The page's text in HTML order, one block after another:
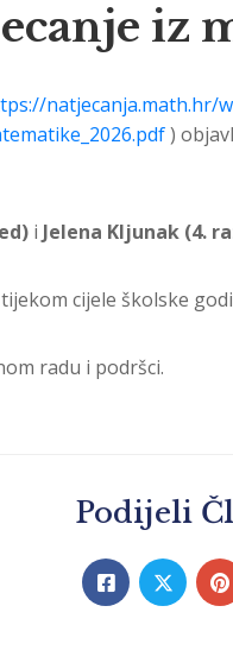
iz
natjecanja.math.hr/
)
i Jelena Kljunak (4.
cijele školske
radu i podršci.
Podijeli